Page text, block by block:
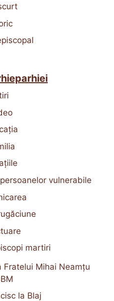
vulnerabile
martiri
Mihai Neamțu
la Blaj